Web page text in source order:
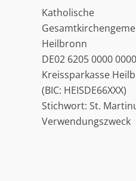
Katholische
Heilbronn
DE02 6205 0000
Kreissparkasse
(BIC: HEISDE66XXX)
Stichwort: St.
Verwendungszweck